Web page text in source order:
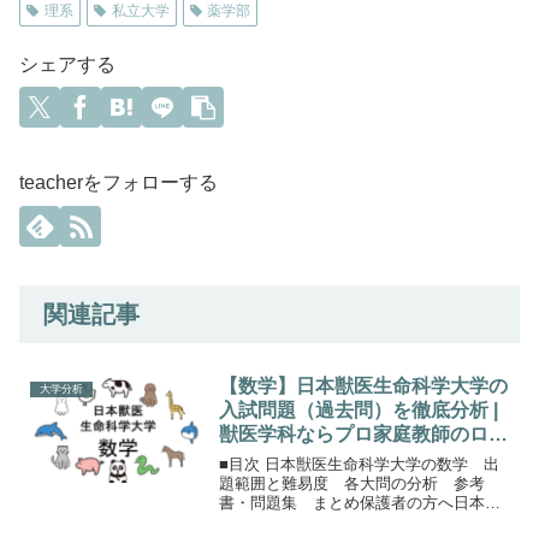
理系
私立大学 薬学部
シェアする
teacherをフォローする
関連記事
大学分析
【数学】日本獣医生命科学大学の
入試問題（過去問）を徹底分析 |
獣医学科ならプロ家庭教師のロジ
ティー
■目次 日本獣医生命科学大学の数学 出
題範囲と難易度 各大問の分析 参考
書・問題集 まとめ保護者の方へ日本獣